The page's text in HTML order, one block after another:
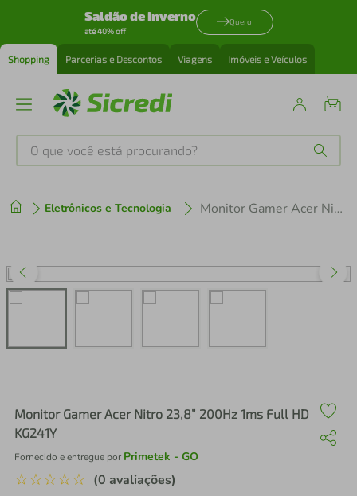
Saldão de inverno
até 40% off
Quero
Shopping Parcerias e Descontos Viagens Imóveis e Veículos
O que você está procurando?
Eletrônicos e Tecnologia Monitor Gamer Acer Nitro 23,8” 200Hz 1ms Full HD KG241Y
Monitor Gamer Acer Nitro 23,8” 200Hz 1ms Full HD
KG241Y
Fornecido e entregue por Primetek - GO
☆☆☆☆☆ (0 avaliações)
2º cafeteira